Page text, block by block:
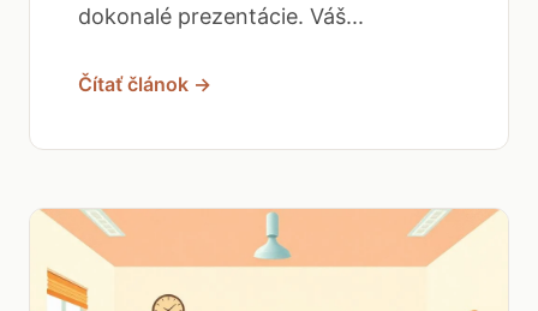
dokonalé prezentácie. Váš...
Čítať článok →